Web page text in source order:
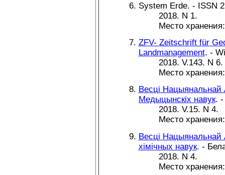
System Erde. - ISSN
2018. N 1.
Место
ZFV- Zeitschrift für
Landmanagement. -
2018. V.143. N 6.
Место
Весцi Нацыянальнай
Медыцынскiх навук. -
2018. V.15. N 4.
Место
Весцi Нацыянальнай
хiмiчных навук. -
2018. N 4.
Место